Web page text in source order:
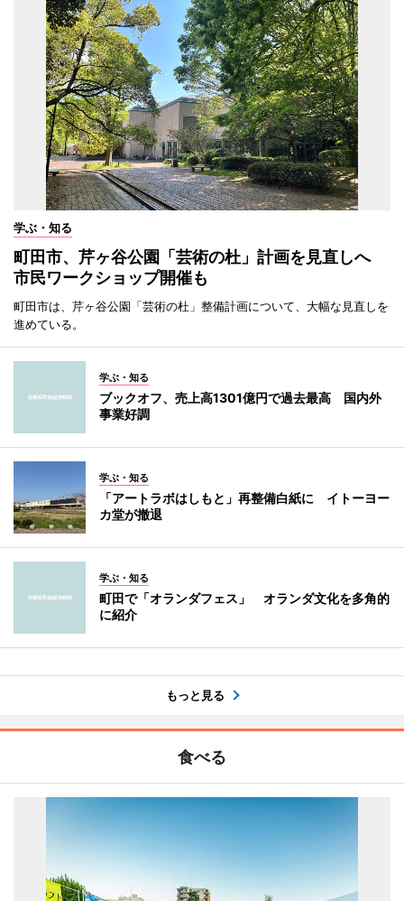
学ぶ・知る
町田市、芹ヶ谷公園「芸術の杜」計画を見直しへ
市民ワークショップ開催も
町田市は、芹ヶ谷公園「芸術の杜」整備計画について、大幅な見直しを
進めている。
学ぶ・知る
ブックオフ、売上高1301億円で過去最高 国内外
事業好調
学ぶ・知る
「アートラボはしもと」再整備白紙に イトーヨー
カ堂が撤退
学ぶ・知る
町田で「オランダフェス」 オランダ文化を多角的
に紹介
もっと見る
食べる